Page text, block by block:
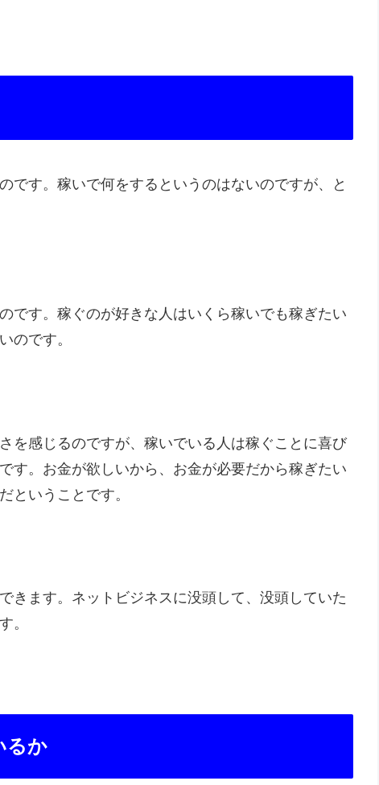
です。稼いで何をするというのはないのですが、と
です。稼ぐのが好きな人はいくら稼いでも稼ぎたい
のです。
を感じるのですが、稼いでいる人は稼ぐことに喜び
す。お金が欲しいから、お金が必要だから稼ぎたい
ということです。
きます。ネットビジネスに没頭して、没頭していた
。
るか